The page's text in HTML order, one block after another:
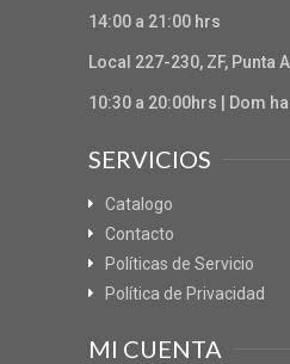
14:00 a 21:00 hrs
Local 227-230, ZF, Punta
10:30 a 20:00hrs | Dom
SERVICIOS
Catalogo
Contacto
Políticas de Servicio
Política de Privacidad
MI CUENTA